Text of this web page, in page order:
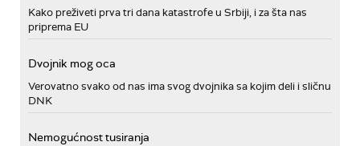
Kako preživeti prva tri dana katastrofe u Srbiji, i za šta nas
priprema EU
Dvojnik mog oca
Verovatno svako od nas ima svog dvojnika sa kojim deli i sličnu
DNK
Nemogućnost tusiranja